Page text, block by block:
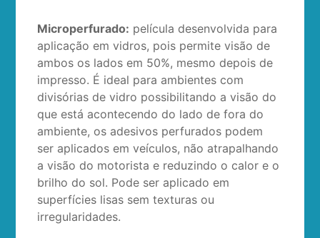
Microperfurado: película desenvolvida para
aplicação em vidros, pois permite visão de
ambos os lados em 50%, mesmo depois de
impresso. É ideal para ambientes com
divisórias de vidro possibilitando a visão do
que está acontecendo do lado de fora do
ambiente, os adesivos perfurados podem
ser aplicados em veículos, não atrapalhando
a visão do motorista e reduzindo o calor e o
brilho do sol. Pode ser aplicado em
superfícies lisas sem texturas ou
irregularidades.